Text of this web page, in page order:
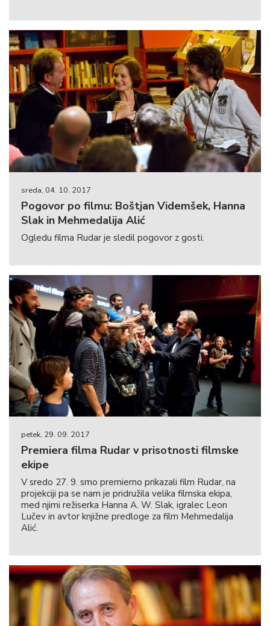
sreda, 04. 10. 2017
Pogovor po filmu: Boštjan Videmšek, Hanna
Slak in Mehmedalija Alić
Ogledu filma Rudar je sledil pogovor z gosti.
petek, 29. 09. 2017
Premiera filma Rudar v prisotnosti filmske
ekipe
V sredo 27. 9. smo premierno prikazali film Rudar, na
projekciji pa se nam je pridružila velika filmska ekipa,
med njimi režiserka Hanna A. W. Slak, igralec Leon
Lučev in avtor knjižne predloge za film Mehmedalija
Alić.